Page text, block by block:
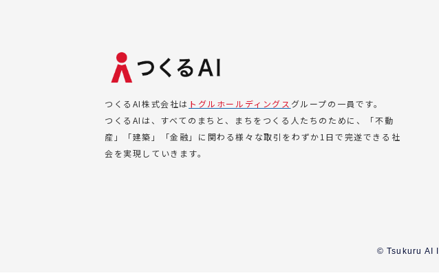
つくるAI株式会社は トグルホールディングス グループの一員です。
つくるAIは、すべてのまちと、まちをつくる人たちのために、「不動
産」「建築」「金融」に関わる様々な取引をわずか1日で完遂できる社
会を実現していきます。
© Tsukuru AI